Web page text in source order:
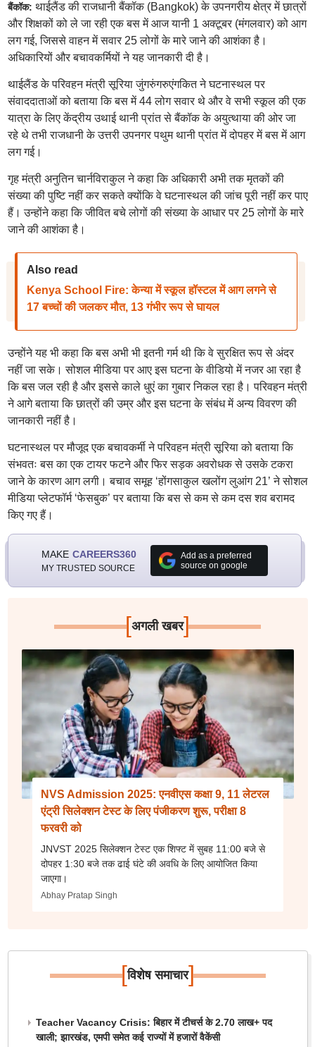
बैंकॉक: थाईलैंड की राजधानी बैंकॉक (Bangkok) के उपनगरीय क्षेत्र में छात्रों
और शिक्षकों को ले जा रही एक बस में आज यानी 1 अक्टूबर (मंगलवार) को आग
लग गई, जिससे वाहन में सवार 25 लोगों के मारे जाने की आशंका है।
अधिकारियों और बचावकर्मियों ने यह जानकारी दी है।
थाईलैंड के परिवहन मंत्री सूरिया जुंगरुंगरुएंगकित ने घटनास्थल पर
संवाददाताओं को बताया कि बस में 44 लोग सवार थे और वे सभी स्कूल की एक
यात्रा के लिए केंद्रीय उथाई थानी प्रांत से बैंकॉक के अयुत्थाया की ओर जा
रहे थे तभी राजधानी के उत्तरी उपनगर पथुम थानी प्रांत में दोपहर में बस में आग
लग गई।
गृह मंत्री अनुतिन चार्नविराकुल ने कहा कि अधिकारी अभी तक मृतकों की
संख्या की पुष्टि नहीं कर सकते क्योंकि वे घटनास्थल की जांच पूरी नहीं कर पाए
हैं। उन्होंने कहा कि जीवित बचे लोगों की संख्या के आधार पर 25 लोगों के मारे
जाने की आशंका है।
Also read
Kenya School Fire: केन्या में स्कूल हॉस्टल में आग लगने से
17 बच्चों की जलकर मौत, 13 गंभीर रूप से घायल
उन्होंने यह भी कहा कि बस अभी भी इतनी गर्म थी कि वे सुरक्षित रूप से अंदर
नहीं जा सके। सोशल मीडिया पर आए इस घटना के वीडियो में नजर आ रहा है
कि बस जल रही है और इससे काले धुएं का गुबार निकल रहा है। परिवहन मंत्री
ने आगे बताया कि छात्रों की उम्र और इस घटना के संबंध में अन्य विवरण की
जानकारी नहीं है।
घटनास्थल पर मौजूद एक बचावकर्मी ने परिवहन मंत्री सूरिया को बताया कि
संभवतः बस का एक टायर फटने और फिर सड़क अवरोधक से उसके टकरा
जाने के कारण आग लगी। बचाव समूह ‘होंगसाकुल खलोंग लुआंग 21’ ने सोशल
मीडिया प्लेटफॉर्म ‘फेसबुक’ पर बताया कि बस से कम से कम दस शव बरामद
किए गए हैं।
MAKE CAREERS360
MY TRUSTED SOURCE
Add as a preferred
source on google
[अगली खबर]
NVS Admission 2025: एनवीएस कक्षा 9, 11 लेटरल
एंट्री सिलेक्शन टेस्ट के लिए पंजीकरण शुरू, परीक्षा 8
फरवरी को
JNVST 2025 सिलेक्शन टेस्ट एक शिफ्ट में सुबह 11:00 बजे से
दोपहर 1:30 बजे तक ढाई घंटे की अवधि के लिए आयोजित किया
जाएगा।
Abhay Pratap Singh
[विशेष समाचार]
Teacher Vacancy Crisis: बिहार में टीचर्स के 2.70 लाख+ पद
खाली; झारखंड, एमपी समेत कई राज्यों में हजारों वैकेंसी